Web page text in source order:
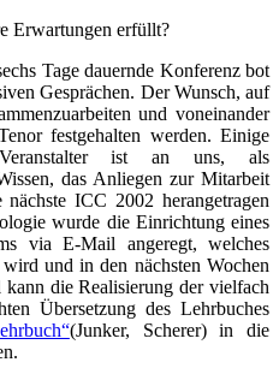
Erwartungen erfüllt?
Tage dauernde Konferenz bot
Gesprächen. Der Wunsch, auf
und voneinander
festgehalten werden. Einige
ist an uns, als
das Anliegen zur Mitarbeit
ICC 2002 herangetragen
wurde die Einrichtung eines
via E-Mail angeregt, welches
und in den nächsten Wochen
die Realisierung der vielfach
Übersetzung des Lehrbuches
(Junker, Scherer) in die